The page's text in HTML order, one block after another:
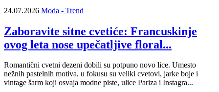
24.07.2026 Moda - Trend
Zaboravite sitne cvetiće: Francuskinje
ovog leta nose upečatljive floral...
Romantični cvetni dezeni dobili su potpuno novo lice. Umesto
nežnih pastelnih motiva, u fokusu su veliki cvetovi, jarke boje i
vintage šarm koji osvaja modne piste, ulice Pariza i Instagra...